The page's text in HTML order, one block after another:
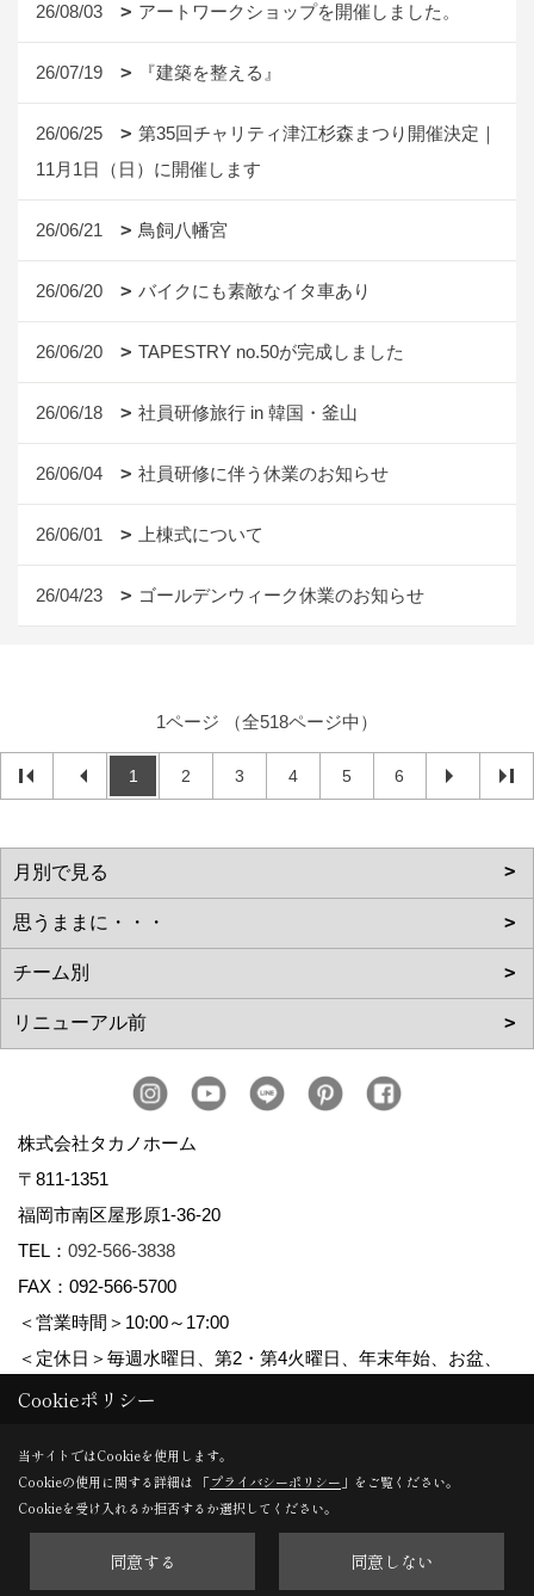
26/08/03 アートワークショップを開催しました。
26/07/19 『建築を整える』
26/06/25
第35回チャリティ津江杉森まつり開催決定｜
11月1日（日）に開催します
26/06/21 鳥飼八幡宮
26/06/20 バイクにも素敵なイタ車あり
26/06/20 TAPESTRY no.50が完成しました
26/06/18 社員研修旅行 in 韓国・釜山
26/06/04 社員研修に伴う休業のお知らせ
26/06/01 上棟式について
26/04/23 ゴールデンウィーク休業のお知らせ
1ページ （全518ページ中）
1 2 3 4 5 6
株式会社タカノホーム
〒811-1351
福岡市南区屋形原1-36-20
TEL： 092-566-3838
FAX：092-566-5700
＜営業時間＞10:00～17:00
＜定休日＞毎週水曜日、第2・第4火曜日、年末年始、お盆、
ゴールデンウィーク、夏季休暇
Copyright (c) TAKANO CONSTRUCTION CO.,LTD. All Rights Reserved.
Cookieポリシー
当サイトではCookieを使用します。
Cookieの使用に関する詳細は 「プライバシーポリシー 」をご覧ください。
Cookieを受け入れるか拒否するか選択してください。
同意する 同意しない